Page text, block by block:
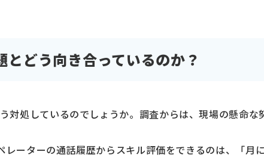
どう向き合っているのか？
対処しているのでしょうか。調査からは、現場の懸命な
レーターの通話履歴からスキル評価をできるのは、「月